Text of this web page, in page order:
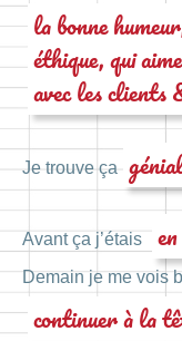
la bonne
éthique, qui
avec les clients
Je trouve ça génial
Avant ça j’étais
Demain je me vois
continuer à la